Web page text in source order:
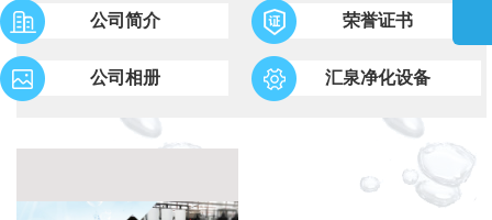
公司简介 荣誉证书
公司相册 汇泉净化设备